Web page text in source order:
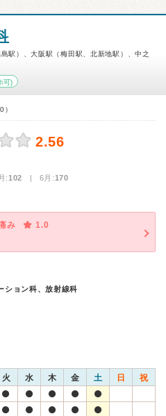
駅）、大阪駅（梅田駅、北新地駅）、中之
可)
2.56
:102 | 6月:170
み
1.0
ション科、放射線科
火 水 木 金 土 日 祝